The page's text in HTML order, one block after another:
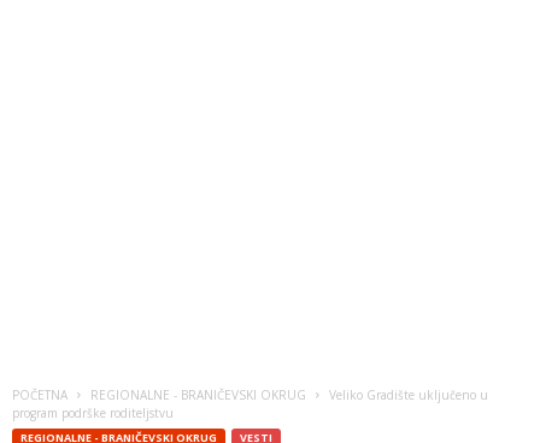
POČETNA REGIONALNE - BRANIČEVSKI OKRUG
Veliko Gradište uključeno u
program podrške roditeljstvu
REGIONALNE - BRANIČEVSKI OKRUG VESTI